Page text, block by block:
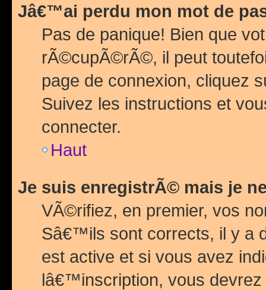
Jâ€™ai perdu mon mot de
Pas de panique! Bien que
rÃ©cupÃ©rÃ©, il peut
page de connexion, cliquez
Suivez les instructions et
connecter.
Haut
Je suis enregistrÃ© mais je
VÃ©rifiez, en premier, vos
Sâ€™ils sont corrects, il y a
est active et si vous avez
lâ€™inscription, vous